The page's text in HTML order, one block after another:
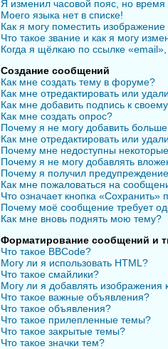
Я изменил часовой пояс, но время
Моего языка нет в списке!
Как я могу поместить
Что такое звание и как я могу
Когда я щёлкаю по ссылке
Создание сообщений
Как мне создать тему в форуме?
Как мне отредактировать или
Как мне добавить подпись к
Как мне создать опрос?
Почему я не могу добавить больше
Как мне отредактировать или
Почему мне недоступны
Почему я не могу добавлять
Почему я получил
Как мне пожаловаться на
Что означает кнопка
Почему моё сообщение требует
Как мне вновь поднять мою тему?
Форматирование сообщений и
Что такое BBCode?
Могу ли я использовать HTML?
Что такое смайлики?
Могу ли я добавлять
Что такое важные объявления?
Что такое объявления?
Что такое прилепленные темы?
Что такое закрытые темы?
Что такое значки тем?